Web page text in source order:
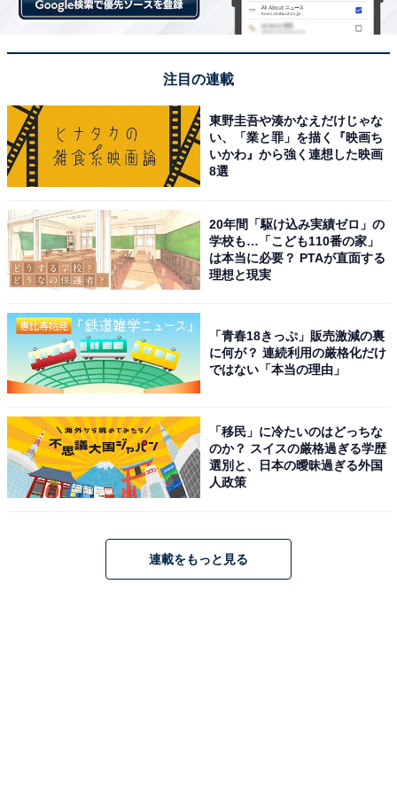
3位は歴史と自然が感じられる住みよい自治体「橿
原市」
県のほぼ中央に位置する「橿原市（かしはらし）」は、
奈良市に次ぐ第二の人口都市です。橿原神宮や藤原京な
ど歴史の趣が感じられる一方で、大和三山をはじめとす
る美しい自然景観も楽しむことができます。また、大阪
と、近畿一円の都市へのアクセスに優れたエリアです。
市内には、大型商業施設が充実していることに加え、医
療機関が豊富にあること、さらに教育環境にも定評があ
評価が高いのも頷けます。
注目の連載
東野圭吾や湊かなえだけじゃな
い、「業と罪」を描く『映画ち
いかわ』から強く連想した映画
8選
20年間「駆け込み実績ゼロ」の
学校も…「こども110番の家」
は本当に必要？ PTAが直面する
理想と現実
「青春18きっぷ」販売激減の裏
に何が？ 連続利用の厳格化だけ
ではない「本当の理由」
「移民」に冷たいのはどっちな
のか？ スイスの厳格過ぎる学歴
選別と、日本の曖昧過ぎる外国
人政策
連載をもっと見る